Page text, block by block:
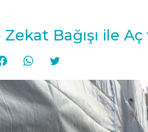
Zekat Bağışı ile